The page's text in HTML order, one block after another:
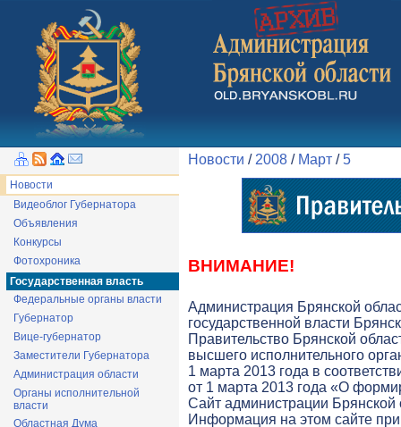
Новости
Видеоблог Губернатора
Объявления
Конкурсы
Фотохроника
Государственная власть
Федеральные органы власти
Губернатор
Вице-губернатор
Заместители Губернатора
Администрация области
Органы исполнительной
власти
Областная Дума
Новости / 2008 / Март /5
ВНИМАНИЕ!
Администрация Брянской
государственной власти
Правительство Брянской
высшего исполнительного
1 марта 2013 года в
от 1 марта 2013 года «О
Cайт администрации Брянской
Информация на этом сайте